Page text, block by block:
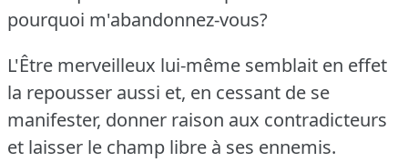
pourquoi m'abandonnez-vous?
L'Être merveilleux lui-même semblait en effet
la repousser aussi et, en cessant de se
manifester, donner raison aux contradicteurs
et laisser le champ libre à ses ennemis.